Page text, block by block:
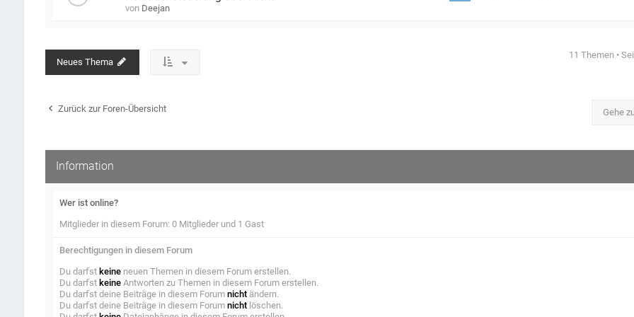
von Deejan
Neues Thema
11 Themen •
Zurück zur Foren-Übersicht Gehe
Information
Wer ist online?
Mitglieder in diesem Forum: 0 Mitglieder und 1 Gast
Berechtigungen in diesem Forum
Du darfst keineneuen Themen in diesem Forum erstellen.
Du darfst keineAntworten zu Themen in diesem Forum erstellen.
Du darfst deine Beiträge in diesem Forum nichtändern.
Du darfst deine Beiträge in diesem Forum nichtlöschen.